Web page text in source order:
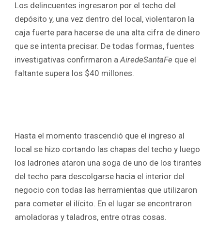
Los delincuentes ingresaron por el techo del
depósito y, una vez dentro del local, violentaron la
caja fuerte para hacerse de una alta cifra de dinero
que se intenta precisar. De todas formas, fuentes
investigativas confirmaron aAiredeSantaFe que el
faltante supera los $40 millones.
Hasta el momento trascendió que el ingreso al
local se hizo cortando las chapas del techo y luego
los ladrones ataron una soga de uno de los tirantes
del techo para descolgarse hacia el interior del
negocio con todas las herramientas que utilizaron
para cometer el ilícito. En el lugar se encontraron
amoladoras y taladros, entre otras cosas.